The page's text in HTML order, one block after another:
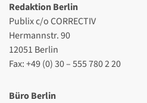
Redaktion Berlin
Publix c/o CORRECTIV
Hermannstr. 90
12051 Berlin
Fax: +49 (0) 30 – 555 780 2 20
Büro Berlin